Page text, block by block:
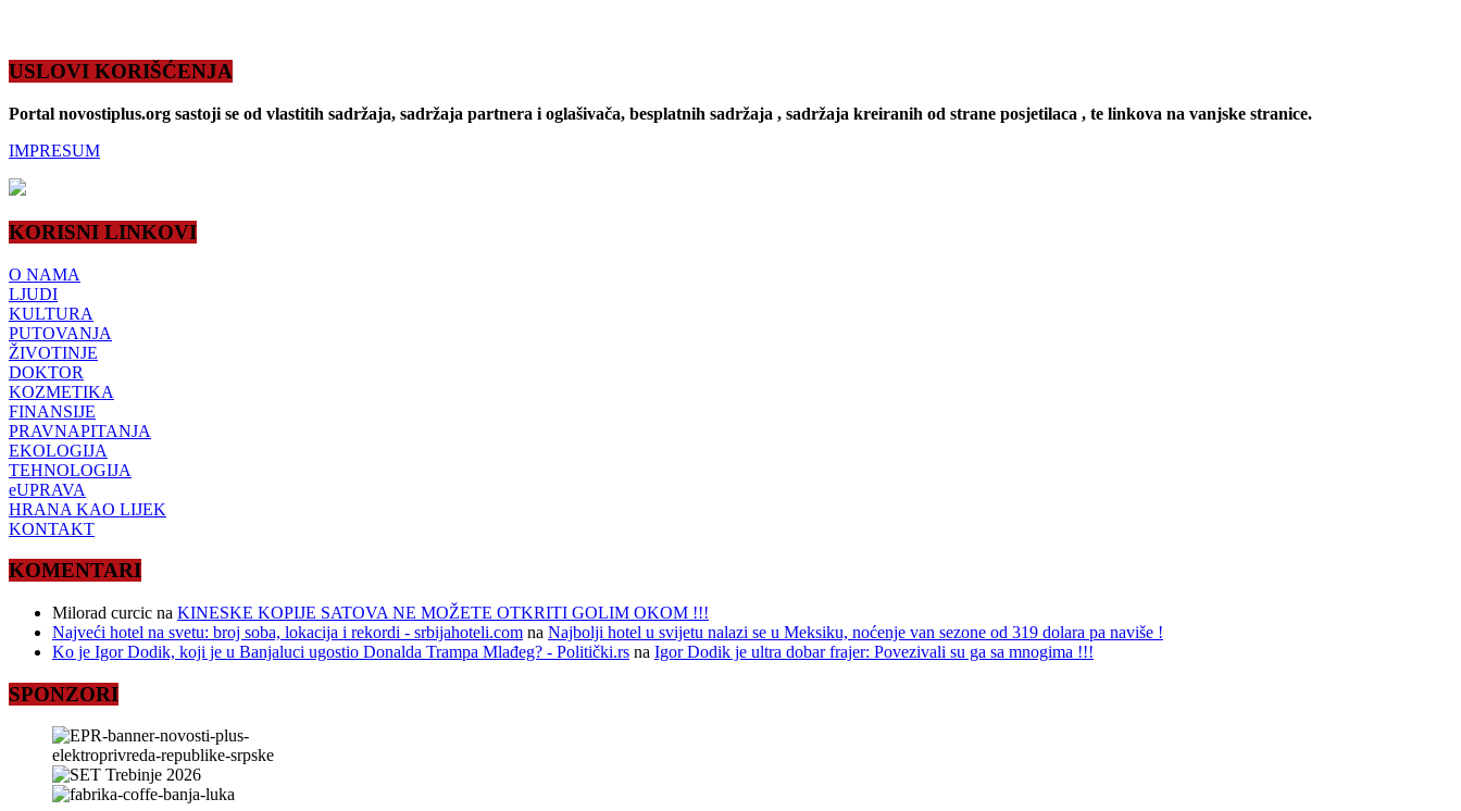
USLOVI KORIŠĆENJA
Portal novostiplus.org sastoji se od vlastitih sadržaja, sadržaja partnera i oglašivača, besplatnih sadržaja , sadržaja kreiranih od strane posjetilaca , te linkova na vanjske stranice.
IMPRESUM
KORISNI LINKOVI
O NAMA
LJUDI
KULTURA
PUTOVANJA
ŽIVOTINJE
DOKTOR
KOZMETIKA
FINANSIJE
PRAVNAPITANJA
EKOLOGIJA
TEHNOLOGIJA
eUPRAVA
HRANA KAO LIJEK
KONTAKT
KOMENTARI
Milorad curcic na KINESKE KOPIJE SATOVA NE MOŽETE OTKRITI GOLIM OKOM !!!
Najveći hotel na svetu: broj soba, lokacija i rekordi - srbijahoteli.com na Najbolji hotel u svijetu nalazi se u Meksiku, noćenje van sezone od 319 dolara pa naviše !
Ko je Igor Dodik, koji je u Banjaluci ugostio Donalda Trampa Mlađeg? - Politički.rs na Igor Dodik je ultra dobar frajer: Povezivali su ga sa mnogima !!!
SPONZORI